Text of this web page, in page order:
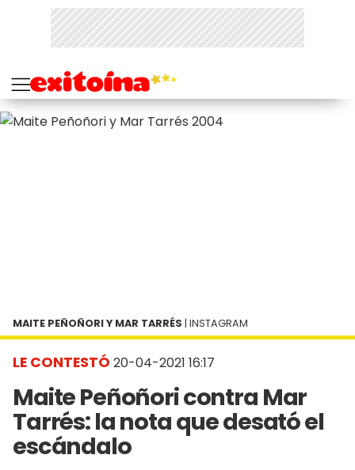
LE CONTESTÓ 20-04-2021 16:17
Maite Peñoñori contra Mar
Tarrés: la nota que desató el
escándalo
MAITE PEÑOÑORI Y MAR TARRÉS | INSTAGRAM